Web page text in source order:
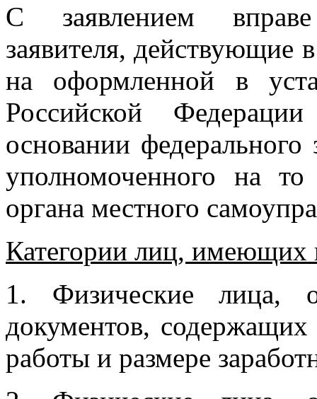
С заявлением вправе
заявителя, действующие
на оформленной в
Российской
основании
уполномоченного на то
органа местного
Категории лиц, имеющих
1. Физические лица,
документов,
работы и размере